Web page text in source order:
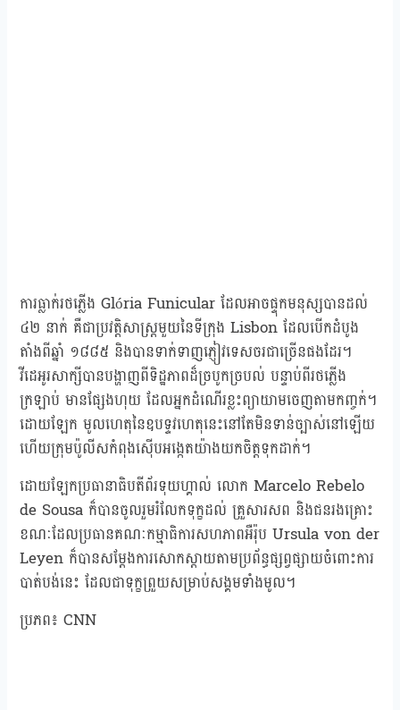
ការធ្លាក់រថភ្លើង Glória Funicular ដែលអាចផ្ទុកមនុស្សបានដល់
៤២ នាក់ គឺជាប្រវត្តិសាស្ត្រមួយនៃទីក្រុង Lisbon ដែលបើកដំបូង
តាំងពីឆ្នាំ ១៨៨៥ និងបានទាក់ទាញភ្ញៀវទេសចរជាច្រើនផងដែរ។
វីដេអូរសាក្សីបានបង្ហាញពីទិដ្ឋភាពដ៏ច្របូកច្របល់ បន្ទាប់ពីរថភ្លើង
ក្រឡាប់ មានផ្សែងហុយ ដែលអ្នកដំណើរខ្លះព្យាយាមចេញតាមកញ្ចក់។
ដោយឡែក មូលហេតុនៃឧបទ្ទវហេតុនេះនៅតែមិនទាន់ច្បាស់នៅឡើយ
ហើយក្រុមប៉ូលីសកំពុងស៊ើបអង្កេតយ៉ាងយកចិត្តទុកដាក់។
ដោយឡែកប្រធានាធិបតីព័រទុយហ្គាល់ លោក Marcelo Rebelo
de Sousa ក៏បានចូលរួមរំលែកទុក្ខដល់ គ្រួសារសព និងជនរងគ្រោះ
ខណៈដែលប្រធានគណៈកម្មាធិការសហភាពអឺរ៉ុប Ursula von der
Leyen ក៏បានសម្ដែងការសោកស្តាយតាមប្រព័ន្ធផ្សព្វផ្សាយចំពោះការ
បាត់បង់នេះ ដែលជាទុក្ខព្រួយសម្រាប់សង្គមទាំងមូល។
ប្រភព៖ CNN